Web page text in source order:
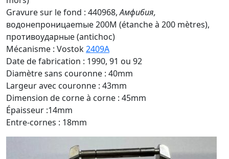
Gravure sur le fond : 440968,Амфибия,
водонепроницаemыe 200M (étanche à 200 mètres),
противоударные (antichoc)
Mécanisme : Vostok2409A
Date de fabrication : 1990, 91 ou 92
Diamètre sans couronne : 40mm
Largeur avec couronne : 43mm
Dimension de corne à corne : 45mm
Épaisseur :14mm
Entre-cornes : 18mm